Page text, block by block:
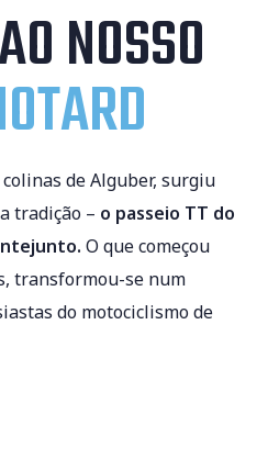
NOSSO
de Alguber, surgiu
tradição – o passeio TT do
O que começou
transformou-se num
do motociclismo de